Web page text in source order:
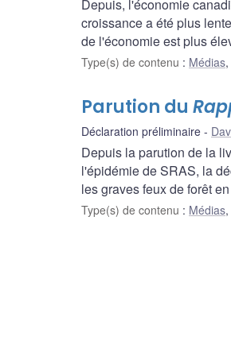
Depuis, l'économie
croissance a été plus
de l'économie est plus
Type(s) de contenu : Médias,
Parution du
Déclaration préliminaire
Depuis la parution de la
l'épidémie de SRAS, la
les graves feux de forêt
Type(s) de contenu : Médias,